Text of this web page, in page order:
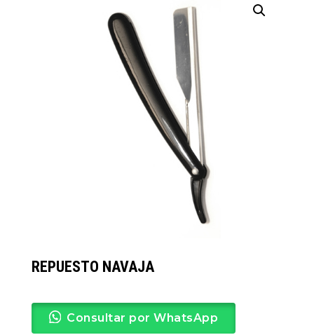
REPUESTO NAVAJA
Consultar por WhatsApp